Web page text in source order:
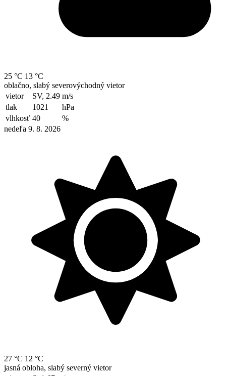
25 °C 13 °C
oblačno, slabý severovýchodný vietor
vietor
SV, 2.49 m/s
tlak
1021
hPa
vlhkosť 40
%
nedeľa 9. 8. 2026
27 °C 12 °C
jasná obloha, slabý severný vietor